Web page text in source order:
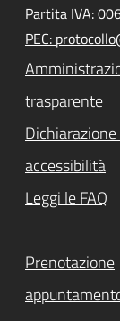
Partita IVA:
PEC:
trasparente
Dichiarazione
accessibilità
Leggi le FAQ
Prenotazione